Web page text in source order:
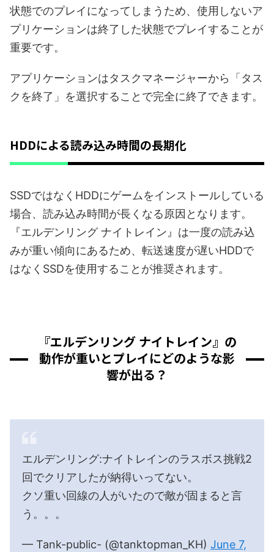
状態でのプレイになってしまうため、使用しないア
プリケーションは終了した状態でプレイすることが
重要です。
アプリケーションはタスクマネージャーから「タス
クを終了」を選択することで完全に終了できます。
HDDによる読み込み時間の長期化
SSDではなくHDDにゲームをインストールしている
場合、読み込み時間が長くなる原因となります。
『エルデンリング ナイトレイン』は一度の読み込
みが重い傾向にあるため、転送速度が遅いHDDで
はなくSSDを使用することが推奨されます。
『エルデンリング ナイトレイン』の
動作が重いとプレイにどのような影
響が出る？
エルデンリング:ナイトレインのラスボス挑戦2
回でクリアしたが納得いってない。
クソ重い回線の人がいたので敵が固まると言
う。。。
— Tank-public- (@tanktopman_KH) June 7,